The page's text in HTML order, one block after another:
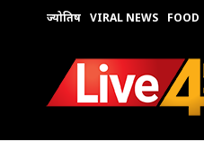
ज्योतिष VIRAL NEWS FOOD